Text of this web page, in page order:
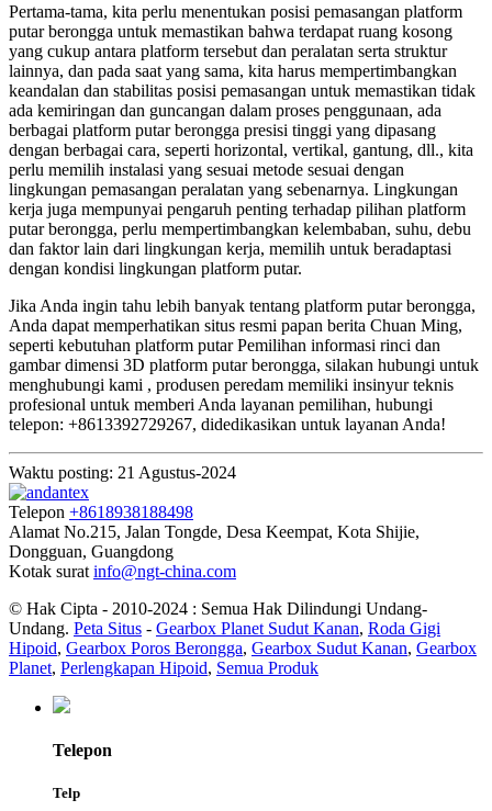
Pertama-tama, kita perlu menentukan posisi pemasangan platform
putar berongga untuk memastikan bahwa terdapat ruang kosong
yang cukup antara platform tersebut dan peralatan serta struktur
lainnya, dan pada saat yang sama, kita harus mempertimbangkan
keandalan dan stabilitas posisi pemasangan untuk memastikan tidak
ada kemiringan dan guncangan dalam proses penggunaan, ada
berbagai platform putar berongga presisi tinggi yang dipasang
dengan berbagai cara, seperti horizontal, vertikal, gantung, dll., kita
perlu memilih instalasi yang sesuai metode sesuai dengan
lingkungan pemasangan peralatan yang sebenarnya. Lingkungan
kerja juga mempunyai pengaruh penting terhadap pilihan platform
putar berongga, perlu mempertimbangkan kelembaban, suhu, debu
dan faktor lain dari lingkungan kerja, memilih untuk beradaptasi
dengan kondisi lingkungan platform putar.
Jika Anda ingin tahu lebih banyak tentang platform putar berongga,
Anda dapat memperhatikan situs resmi papan berita Chuan Ming,
seperti kebutuhan platform putar Pemilihan informasi rinci dan
gambar dimensi 3D platform putar berongga, silakan hubungi untuk
menghubungi kami , produsen peredam memiliki insinyur teknis
profesional untuk memberi Anda layanan pemilihan, hubungi
telepon: +8613392729267, didedikasikan untuk layanan Anda!
Waktu posting: 21 Agustus-2024
Telepon +8618938188498
Alamat No.215, Jalan Tongde, Desa Keempat, Kota Shijie,
Dongguan, Guangdong
Kotak surat info@ngt-china.com
© Hak Cipta - 2010-2024 : Semua Hak Dilindungi Undang-
Undang. Peta Situs - Gearbox Planet Sudut Kanan, Roda Gigi
Hipoid, Gearbox Poros Berongga, Gearbox Sudut Kanan, Gearbox
Planet, Perlengkapan Hipoid, Semua Produk
Telepon
Telp